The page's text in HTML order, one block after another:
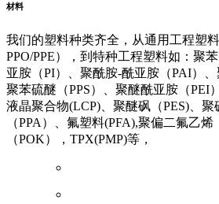
材料
我们的塑料种类齐全，从通用工程塑
PPO/PPE），到特种工程塑料如：聚
亚胺（PI）、聚酰胺-酰亚胺（PAI）、
聚苯硫醚（PPS）、聚醚酰亚胺（PEI
液晶聚合物(LCP)、聚醚砜（PES)、
（PPA）、氟塑料(PFA),聚偏二氟乙
（POK），TPX(PMP)等，